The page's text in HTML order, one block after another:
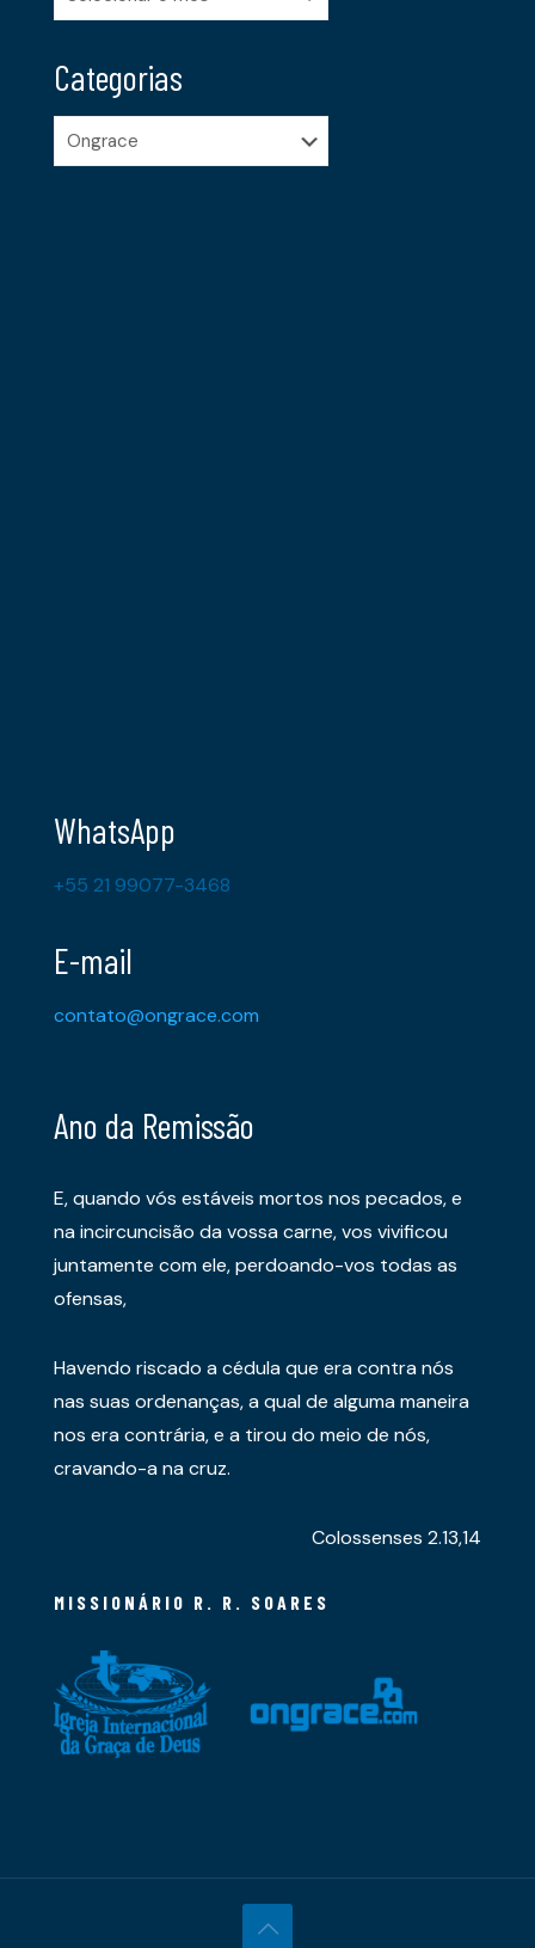
Categorias
Categorias
WhatsApp
+55 21 99077-3468
E-mail
contato@ongrace.com
Ano da Remissão
E, quando vós estáveis mortos nos pecados, e
na incircuncisão da vossa carne, vos vivificou
juntamente com ele, perdoando-vos todas as
ofensas,
Havendo riscado a cédula que era contra nós
nas suas ordenanças, a qual de alguma maneira
nos era contrária, e a tirou do meio de nós,
cravando-a na cruz.
Colossenses 2.13,14
MISSIONÁRIO R. R. SOARES